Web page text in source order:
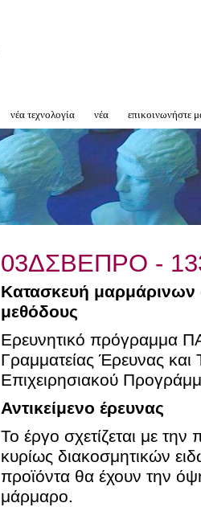
νέα τεχνολογία νέα επικοινωνήστε
03ΔΣΒΕΠΡΟ -
Κατασκευή μαρμάρινων
μεθόδους
Ερευνητικό πρόγραμμα
Γραμματείας Έρευνας και
Επιχειρησιακού
Αντικείμενο έρευνας
Το έργο σχετίζεται με
κυρίως διακοσμητικών
προϊόντα θα έχουν την
μάρμαρο.